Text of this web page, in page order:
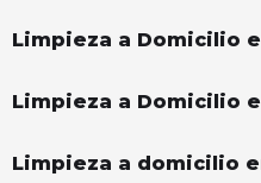
Limpieza a Domicilio
Limpieza a Domicilio
Limpieza a domicilio